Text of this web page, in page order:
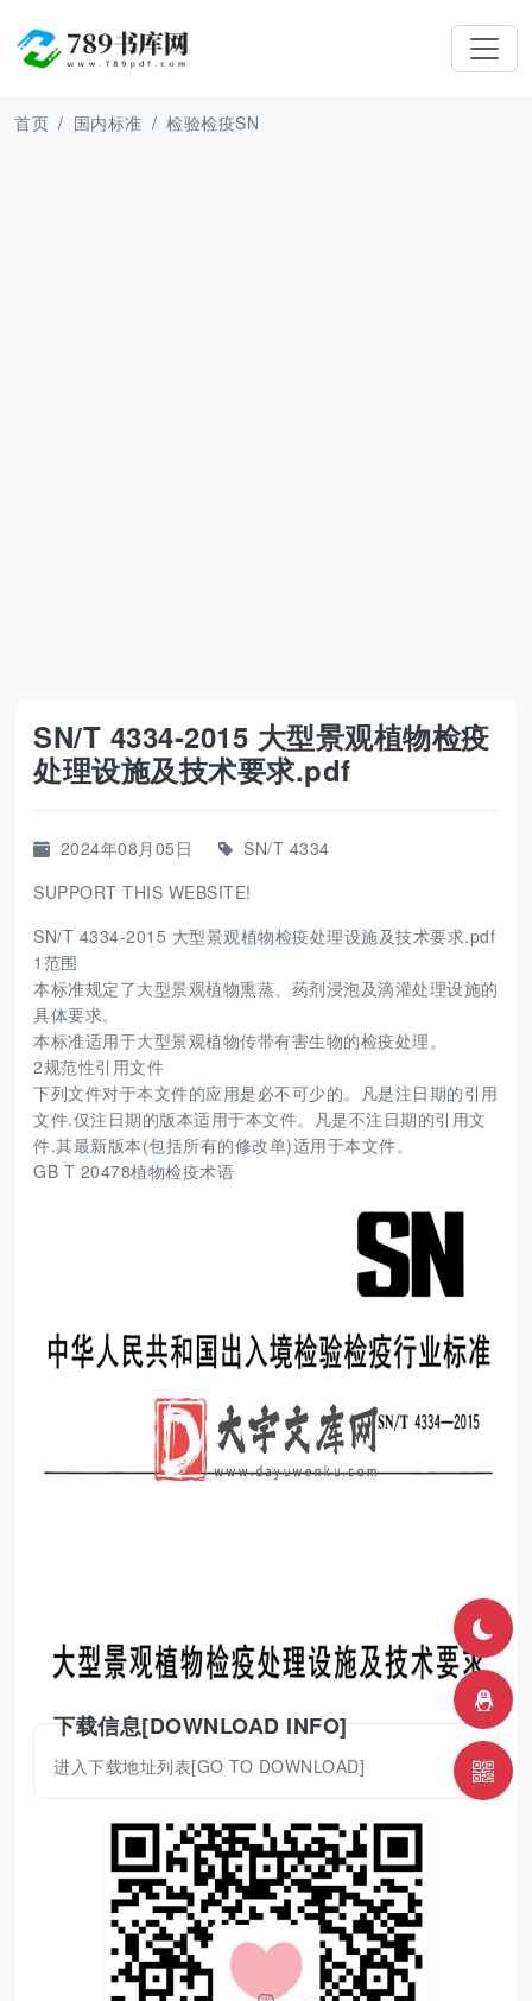
首页 国内标准 检验检疫SN
SN/T 4334-2015 大型景观植物检疫
处理设施及技术要求.pdf
2024年08月05日
SN/T 4334
SUPPORT THIS WEBSITE!
SN/T 4334-2015 大型景观植物检疫处理设施及技术要求.pdf
1范围
本标准规定了大型景观植物熏蒸、药剂浸泡及滴灌处理设施的
具体要求。
本标准适用于大型景观植物传带有害生物的检疫处理。
2规范性引用文件
下列文件对于本文件的应用是必不可少的。凡是注日期的引用
文件.仅注日期的版本适用于本文件。凡是不注日期的引用文
件.其最新版本(包括所有的修改单)适用于本文件。
GB T 20478植物检疫术语
下载信息[DOWNLOAD INFO]
进入下载地址列表[GO TO DOWNLOAD]